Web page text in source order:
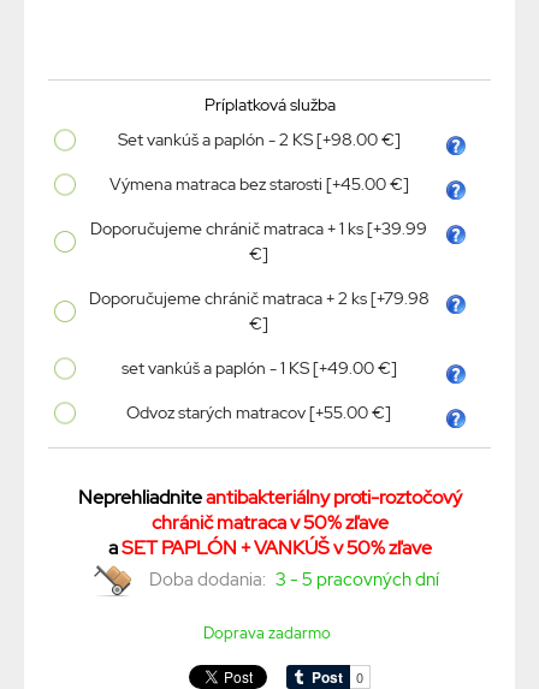
Príplatková služba
Set vankúš a paplón - 2 KS [+98.00 €]
Výmena matraca bez starosti [+45.00 €]
Doporučujeme chránič matraca + 1 ks [+39.99
€]
Doporučujeme chránič matraca + 2 ks [+79.98
€]
set vankúš a paplón - 1 KS [+49.00 €]
Odvoz starých matracov [+55.00 €]
Neprehliadniteantibakteriálny proti-roztočový
chránič matraca v 50% zľave
aSET PAPLÓN + VANKÚŠ v 50% zľave
Doba dodania: 3 - 5 pracovných dní
Doprava zadarmo